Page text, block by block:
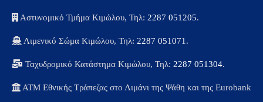
Αστυνομικό Τμήμα Κιμώλου, Τηλ: 2287 051205.
Λιμενικό Σώμα Κιμώλου, Τηλ: 2287 051071.
Ταχυδρομικό Κατάστημα Κιμώλου, Τηλ: 2287 051304.
ΑΤΜ Εθνικής Τράπεζας στο Λιμάνι της Ψάθη και της Eurobank